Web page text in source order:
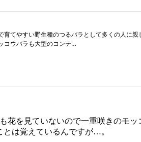
花を見ていないので一重咲きのモ
は覚えているんですが…。